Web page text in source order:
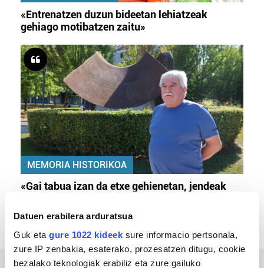
Datuen erabilera arduratsua
Guk eta gure 1022 kideek sure informacio pertsonala,
zure IP zenbakia, esaterako, prozesatzen ditugu, cookie
bezalako teknologiak erabiliz eta zure gailuko
«Entrenatzen duzun bideetan lehiatzeak
gehiago motibatzen zaitu»
MEMORIA HISTORIKOA
«Gai tabua izan da etxe gehienetan, jendeak